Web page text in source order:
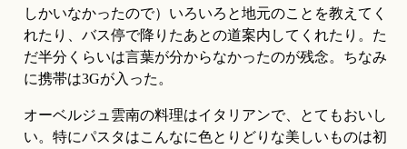
しかいなかったので）いろいろと地元のことを教えてく
れたり、バス停で降りたあとの道案内してくれたり。た
だ半分くらいは言葉が分からなかったのが残念。ちなみ
に携帯は3Gが入った。
オーベルジュ雲南の料理はイタリアンで、とてもおいし
い。特にパスタはこんなに色とりどりな美しいものは初